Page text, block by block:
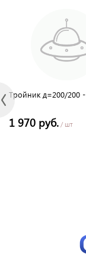
Тройник д=200/200
1 970 руб. / шт